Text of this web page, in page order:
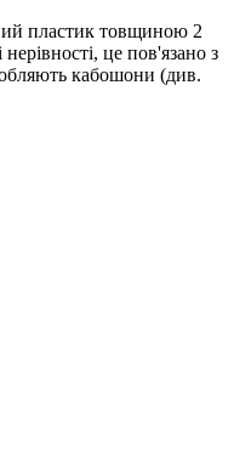
пластик товщиною 2
це пов'язано з
кабошони (див.